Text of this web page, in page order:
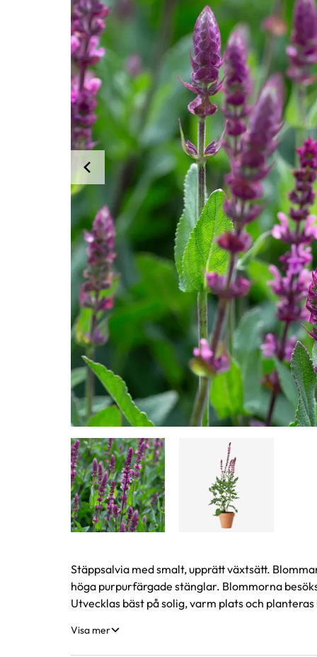
Produktinformation
Stäppsalvia med smalt, upprätt växtsätt.
höga purpurfärgade stänglar. Blommorna
Utvecklas bäst på solig, varm plats och
Visa mer